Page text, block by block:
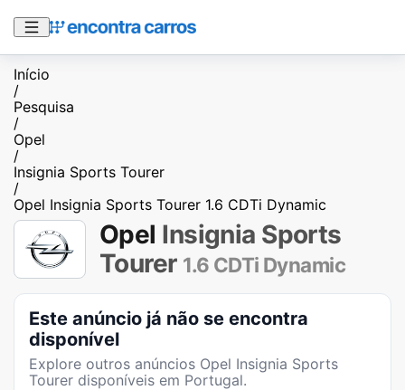
Início
/
Pesquisa
/
Opel
/
Insignia Sports Tourer
/
Opel Insignia Sports Tourer 1.6 CDTi Dynamic
Opel Insignia Sports
Tourer 1.6 CDTi Dynamic
Este anúncio já não se encontra
disponível
Explore outros anúncios Opel Insignia Sports
Tourer disponíveis em Portugal.